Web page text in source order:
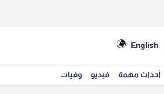
English
أحداث مهمة فيديو وفيات